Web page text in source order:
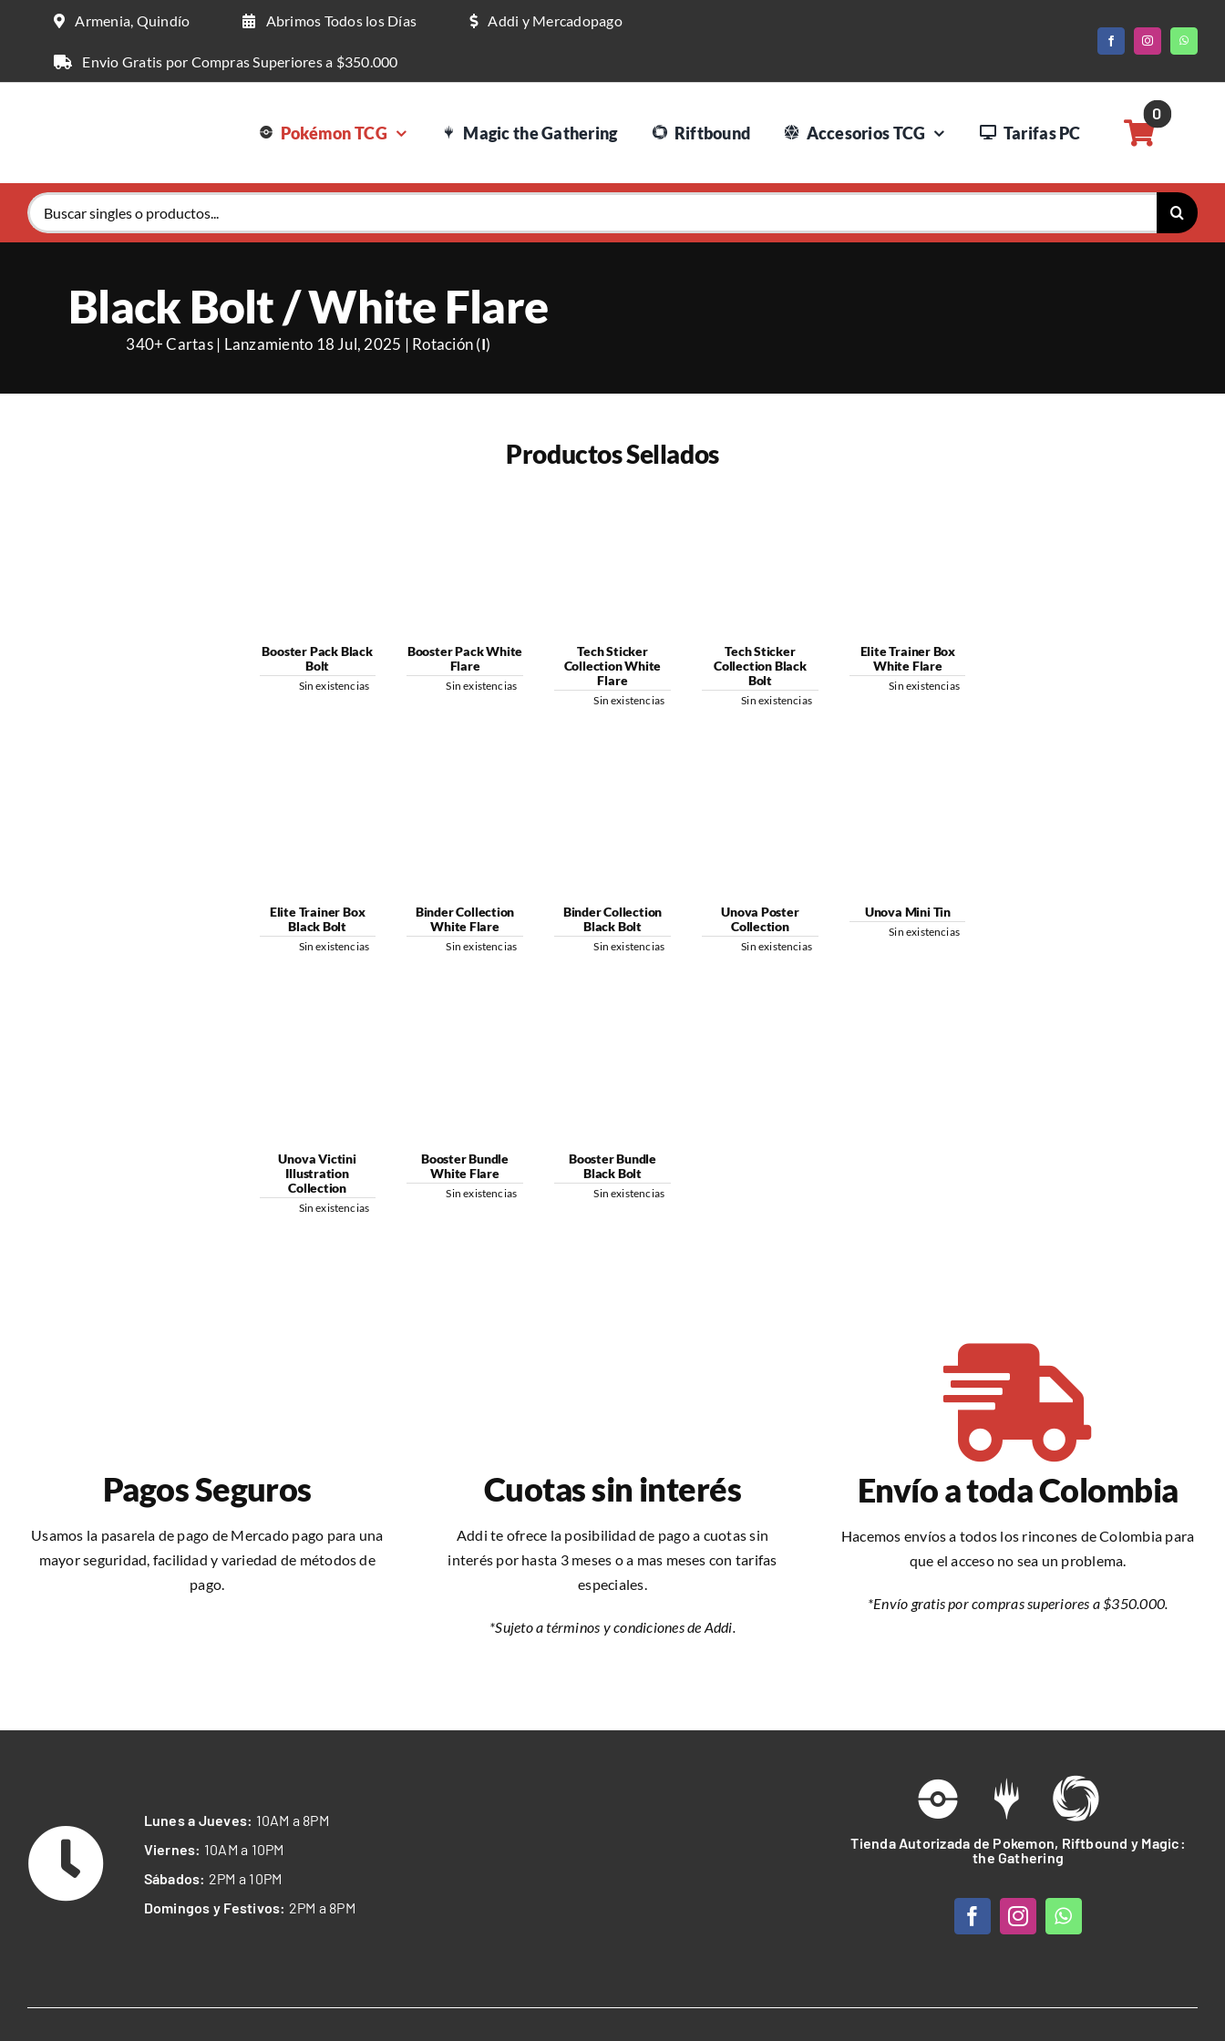
contenido
Armenia, Quindío Abrimos Todos los Días Addi y Mercadopago
Envio Gratis por Compras Superiores a $350.000
Pokémon TCG Magic the Gathering Riftbound Accesorios TCG Tarifas PC
0
Buscar:
Black Bolt / White Flare
340+ Cartas | Lanzamiento 18 Jul, 2025 | Rotación (I)
Productos Sellados
Booster Pack Black
Bolt
Sin existencias
Booster Pack White
Flare
Sin existencias
Tech Sticker
Collection White
Flare
Sin existencias
Tech Sticker
Collection Black
Bolt
Sin existencias
Elite Trainer Box
White Flare
Sin existencias
Elite Trainer Box
Black Bolt
Sin existencias
Binder Collection
White Flare
Sin existencias
Binder Collection
Black Bolt
Sin existencias
Unova Poster
Collection
Sin existencias
Unova Mini Tin
Sin existencias
Unova Victini
Illustration
Collection
Sin existencias
Booster Bundle
White Flare
Sin existencias
Booster Bundle
Black Bolt
Sin existencias
Pagos Seguros
Usamos la pasarela de pago de Mercado pago para una
mayor seguridad, facilidad y variedad de métodos de
pago.
Cuotas sin interés
Addi te ofrece la posibilidad de pago a cuotas sin
interés por hasta 3 meses o a mas meses con tarifas
especiales.
*Sujeto a términos y condiciones de Addi.
Envío a toda Colombia
Hacemos envíos a todos los rincones de Colombia para
que el acceso no sea un problema.
*Envío gratis por compras superiores a $350.000.
Lunes a Jueves: 10AM a 8PM
Viernes: 10AM a 10PM
Sábados: 2PM a 10PM
Domingos y Festivos: 2PM a 8PM
Tienda Autorizada de Pokemon, Riftbound y Magic:
the Gathering